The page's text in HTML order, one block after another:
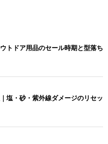
トドア用品のセール時期と型落ち
塩・砂・紫外線ダメージのリセッ